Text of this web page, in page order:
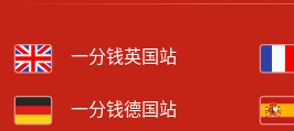
一分钱英国站
一分钱德国站